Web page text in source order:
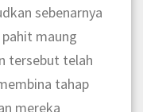
sebenarnya
maung
tersebut telah
tahap
mereka